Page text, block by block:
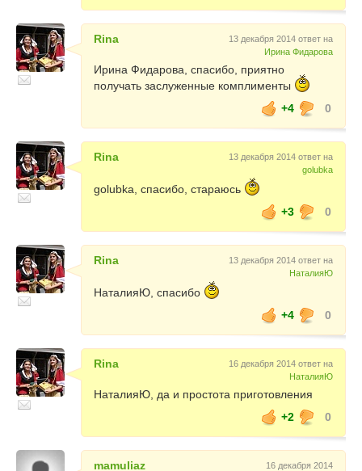
Rina
13 декабря 2014 ответ на
Ирина Фидарова
Ирина Фидарова, спасибо, приятно
получать заслуженные комплименты
+4
0
Rina
13 декабря 2014 ответ на
golubka
golubka, спасибо, стараюсь
+3
0
Rina
13 декабря 2014 ответ на
НаталияЮ
НаталияЮ, спасибо
+4
0
Rina
16 декабря 2014 ответ на
НаталияЮ
НаталияЮ, да и простота приготовления
+2
0
mamuliaz 16 декабря 2014